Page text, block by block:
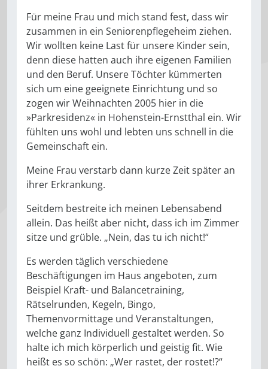
Für meine Frau und mich stand fest, dass wir
zusammen in ein Seniorenpflegeheim ziehen.
Wir wollten keine Last für unsere Kinder sein,
denn diese hatten auch ihre eigenen Familien
und den Beruf. Unsere Töchter kümmerten
sich um eine geeignete Einrichtung und so
zogen wir Weihnachten 2005 hier in die
»Parkresidenz« in Hohenstein-Ernstthal ein. Wir
fühlten uns wohl und lebten uns schnell in die
Gemeinschaft ein.
Meine Frau verstarb dann kurze Zeit später an
ihrer Erkrankung.
Seitdem bestreite ich meinen Lebensabend
allein. Das heißt aber nicht, dass ich im Zimmer
sitze und grüble. „Nein, das tu ich nicht!“
Es werden täglich verschiedene
Beschäftigungen im Haus angeboten, zum
Beispiel Kraft- und Balancetraining,
Rätselrunden, Kegeln, Bingo,
Themenvormittage und Veranstaltungen,
welche ganz Individuell gestaltet werden. So
halte ich mich körperlich und geistig fit. Wie
heißt es so schön: „Wer rastet, der rostet!?“